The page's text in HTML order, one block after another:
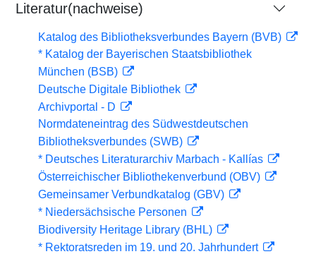
Literatur(nachweise)
Katalog des Bibliotheksverbundes Bayern (BVB)
* Katalog der Bayerischen Staatsbibliothek
München (BSB)
Deutsche Digitale Bibliothek
Archivportal - D
Normdateneintrag des Südwestdeutschen
Bibliotheksverbundes (SWB)
* Deutsches Literaturarchiv Marbach - Kallías
Österreichischer Bibliothekenverbund (OBV)
Gemeinsamer Verbundkatalog (GBV)
* Niedersächsische Personen
Biodiversity Heritage Library (BHL)
* Rektoratsreden im 19. und 20. Jahrhundert